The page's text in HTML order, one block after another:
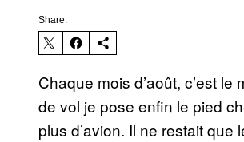
Share:
Chaque mois d’août, c’est
de vol je pose enfin le pied
plus d’avion. Il ne restait